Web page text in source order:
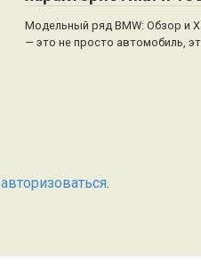
Модельный ряд BMW: Обзор и
— это не просто автомобиль,
авторизоваться.